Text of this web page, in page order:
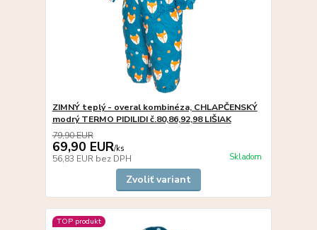
ZIMNÝ teplý - overal kombinéza, CHLAPČENSKÝ
modrý TERMO PIDILIDI č.80,86,92,98 LIŠIAK
79,90 EUR
69,90 EUR/ks
56,83 EUR bez DPH Skladom
Zvoliť variant
TOP produkt